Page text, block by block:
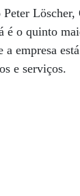
é o quinto
a empresa
e serviços.